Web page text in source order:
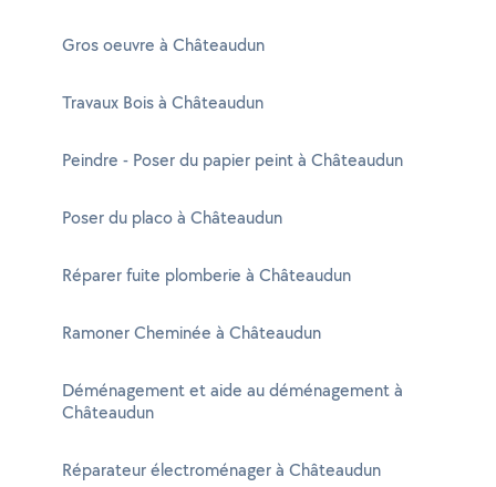
Gros oeuvre à Châteaudun
Travaux Bois à Châteaudun
Peindre - Poser du papier peint à Châteaudun
Poser du placo à Châteaudun
Réparer fuite plomberie à Châteaudun
Ramoner Cheminée à Châteaudun
Déménagement et aide au déménagement à
Châteaudun
Réparateur électroménager à Châteaudun